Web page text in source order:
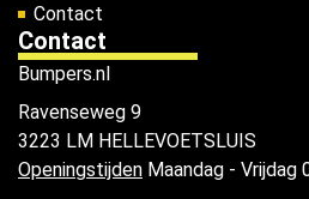
Contact
Contact
Bumpers.nl
Ravenseweg 9
3223 LM HELLEVOETSLUIS
Openingstijden Maandag - Vrijdag